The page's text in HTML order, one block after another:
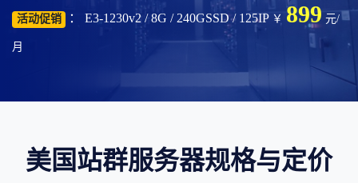
活动促销 ： E3-1230v2 / 8G / 240GSSD / 125IP ￥ 899 元/
月
美国站群服务器规格与定价